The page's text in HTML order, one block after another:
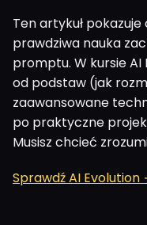
Ten artykuł
prawdziwa nauka
promptu. W kursie AI
od podstaw (jak
zaawansowane
po praktyczne
Musisz chcieć
Sprawdź AI Evolution